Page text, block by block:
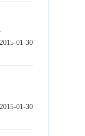
2015-01-30
2015-01-30